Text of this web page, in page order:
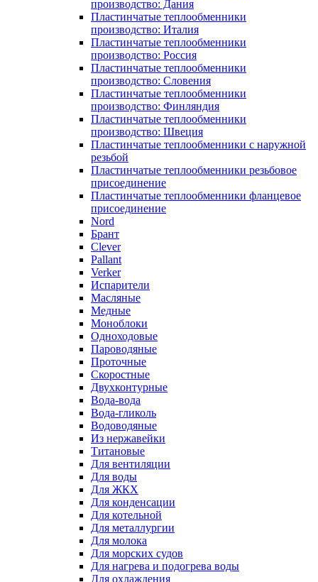
производство: Дания
Пластинчатые теплообменники
производство: Италия
Пластинчатые теплообменники
производство: Россия
Пластинчатые теплообменники
производство: Словения
Пластинчатые теплообменники
производство: Финляндия
Пластинчатые теплообменники
производство: Швеция
Пластинчатые теплообменники с наружной
резьбой
Пластинчатые теплообменники резьбовое
присоединение
Пластинчатые теплообменники фланцевое
присоединение
Nord
Брант
Clever
Pallant
Verker
Испарители
Масляные
Медные
Моноблоки
Одноходовые
Пароводяные
Проточные
Скоростные
Двухконтурные
Вода-вода
Вода-гликоль
Водоводяные
Из нержавейки
Титановые
Для вентиляции
Для воды
Для ЖКХ
Для конденсации
Для котельной
Для металлургии
Для молока
Для морских судов
Для нагрева и подогрева воды
Для охлаждения